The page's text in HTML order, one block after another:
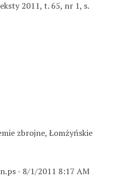
2011, t. 65, nr 1, s.
zbrojne, Łomżyńskie
- 8/1/2011 8:17 AM